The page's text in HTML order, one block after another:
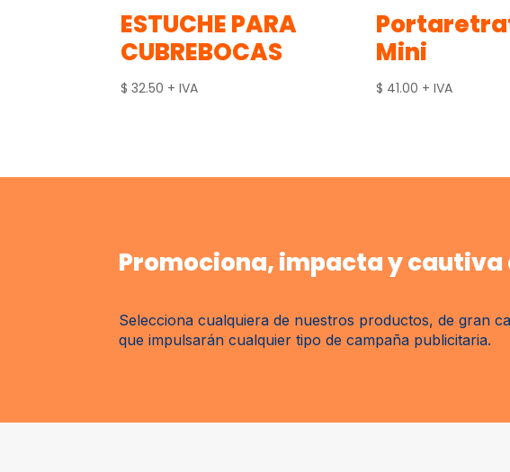
ESTUCHE PARA
CUBREBOCAS
$ 32.50 + IVA
Mini
$ 41.00 + IVA
Promociona, impacta y cautiva
Selecciona cualquiera de nuestros productos, de gran
que impulsarán cualquier tipo de campaña publicitaria.